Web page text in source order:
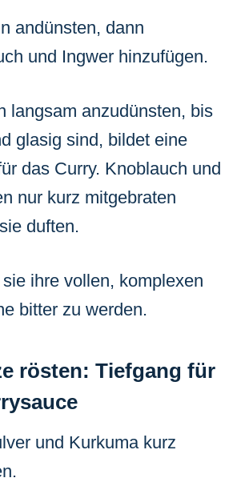
andünsten, dann
und Ingwer hinzufügen.
langsam anzudünsten, bis
glasig sind, bildet eine
das Curry. Knoblauch und
nur kurz mitgebraten
duften.
ihre vollen, komplexen
bitter zu werden.
rösten: Tiefgang für
und Kurkuma kurz